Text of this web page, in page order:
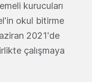
kurucuları
okul bitirme
2021'de
çalışmaya